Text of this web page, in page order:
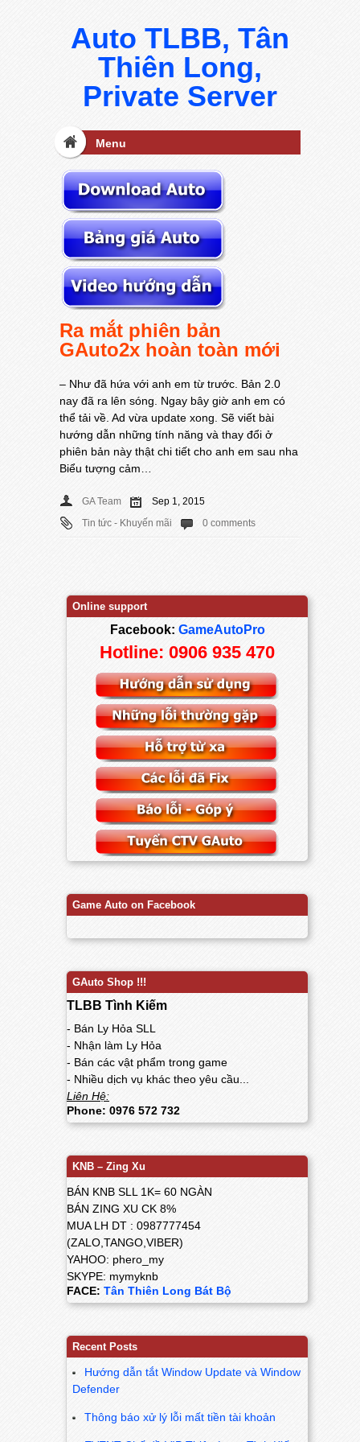
Auto TLBB, Tân
Thiên Long,
Private Server
Menu
Ra mắt phiên bản
GAuto2x hoàn toàn mới
– Như đã hứa với anh em từ trước. Bản 2.0
nay đã ra lên sóng. Ngay bây giờ anh em có
thể tải về. Ad vừa update xong. Sẽ viết bài
hướng dẫn những tính năng và thay đổi ở
phiên bản này thật chi tiết cho anh em sau nha
Biểu tượng cảm…
GA Team
Sep 1, 2015
Tin tức - Khuyến mãi
0 comments
Online support
Facebook: GameAutoPro
Hotline: 0906 935 470
Game Auto on Facebook
GAuto Shop !!!
TLBB Tình Kiếm
- Bán Ly Hỏa SLL
- Nhận làm Ly Hỏa
- Bán các vật phẩm trong game
- Nhiều dịch vụ khác theo yêu cầu...
Liên Hệ:
Phone: 0976 572 732
KNB – Zing Xu
BÁN KNB SLL 1K= 60 NGÀN
BÁN ZING XU CK 8%
MUA LH DT : 0987777454
(ZALO,TANGO,VIBER)
YAHOO: phero_my
SKYPE: mymyknb
FACE: Tân Thiên Long Bát Bộ
Recent Posts
Hướng dẫn tắt Window Update và Window
Defender
Thông báo xử lý lỗi mất tiền tài khoản